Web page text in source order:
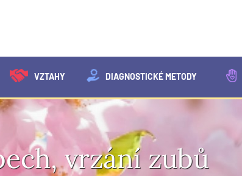
VZTAHY DIAGNOSTICKÉ METODY
vrzání zubů